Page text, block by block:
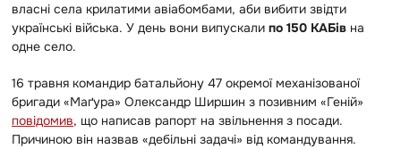
власні села крилатими авіабомбами, аби вибити звідти
українські війська. У день вони випускали по 150 КАБів на
одне село.
16 травня командир батальйону 47 окремої механізованої
бригади «Маґура» Олександр Ширшин з позивним «Геній»
повідомив, що написав рапорт на звільнення з посади.
Причиною він назвав «дебільні задачі» від командування.